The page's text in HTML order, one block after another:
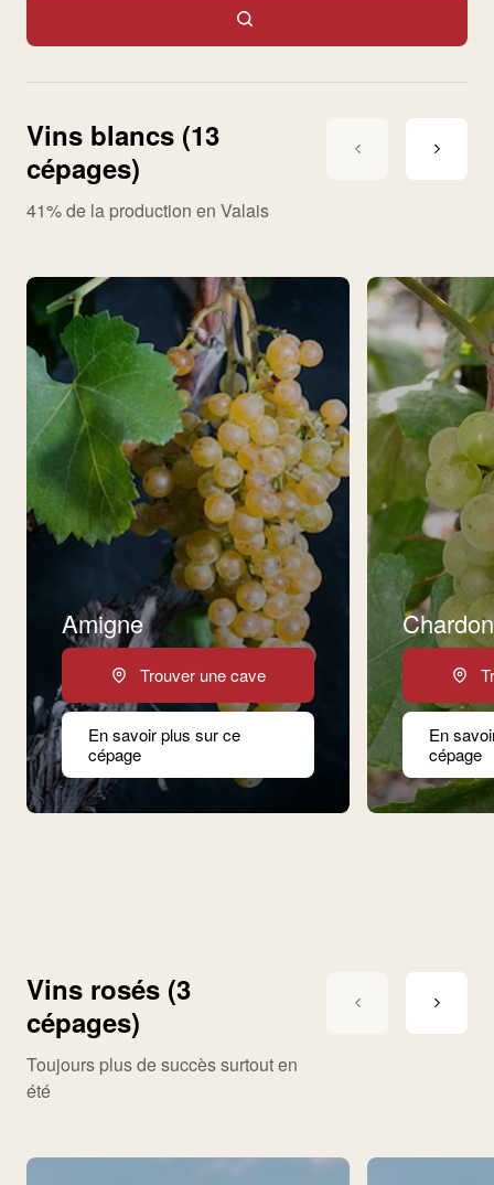
Vins blancs (13
cépages)
41% de la production en Valais
Amigne
Trouver une cave
En savoir plus sur ce
cépage
En
cépage
Vins rosés (3
cépages)
Toujours plus de succès surtout en
été